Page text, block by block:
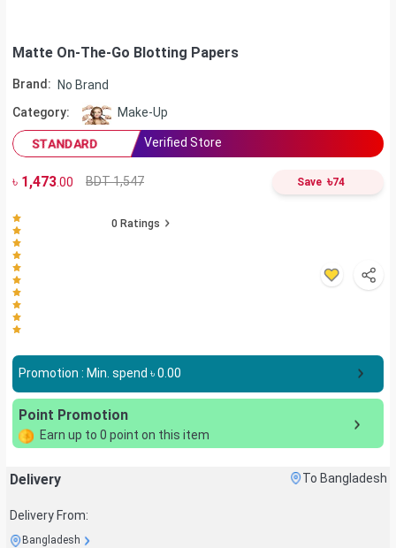
Matte On-The-Go Blotting Papers
Brand: No Brand
Category:
Make-Up
STANDARD Verified Store
৳ 1,473.00 BDT 1,547 Save ৳74
0 Ratings
Promotion : Min. spend ৳0.00
Point Promotion
Earn up to 0 point on this item
Delivery To Bangladesh
Delivery From:
Bangladesh